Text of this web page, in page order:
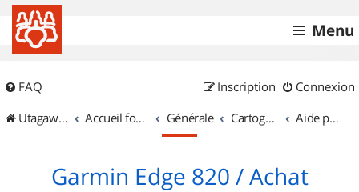
Menu
FAQ Connexion
Inscription
UtagawaVTT (Randos VTT et VTTAE avec traces GPS)
Accueil forum Générale Cartographie et GPS Aide pour l'achat d'un GPS
Garmin Edge 820 / Achat